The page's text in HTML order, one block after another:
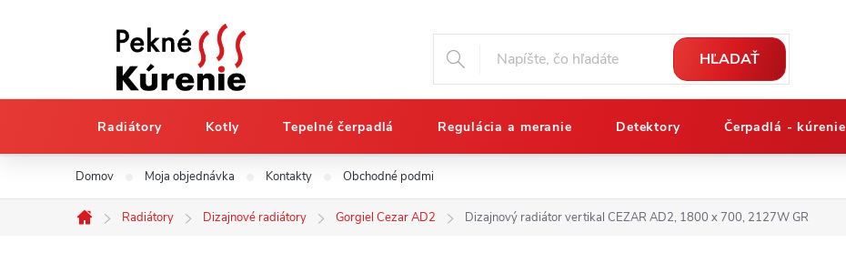
Domov Moja objednávka Kontakty Obchodné podmienky
HĽADAŤ
Radiátory Kotly Tepelné čerpadlá Regulácia a meranie Detektory Čerpadlá - kúrenie
Domov
Radiátory Dizajnové radiátory Gorgiel Cezar AD2 Dizajnový radiátor vertikal CEZAR AD2, 1800 x 700, 2127W GR